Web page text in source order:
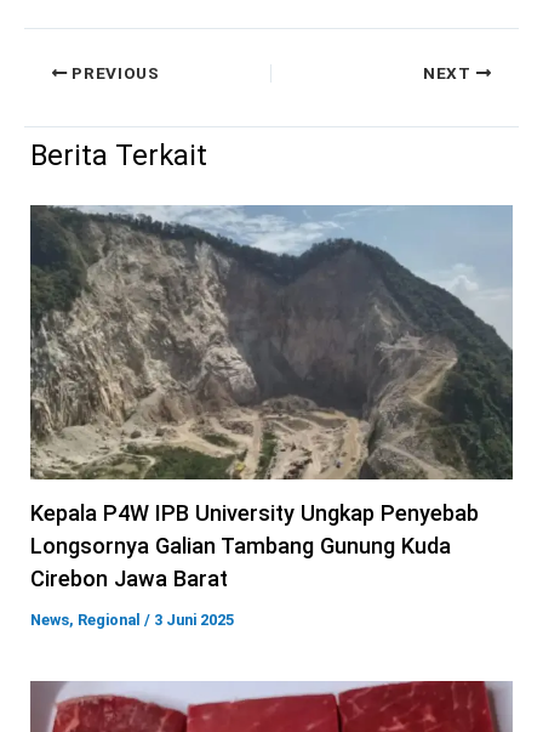
PREVIOUS NEXT
Berita Terkait
Kepala P4W IPB University Ungkap Penyebab
Longsornya Galian Tambang Gunung Kuda
Cirebon Jawa Barat
News, Regional / 3 Juni 2025